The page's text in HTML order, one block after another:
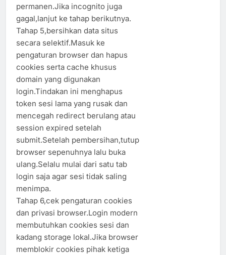
permanen.Jika incognito juga
gagal,lanjut ke tahap berikutnya.
Tahap 5,bersihkan data situs
secara selektif.Masuk ke
pengaturan browser dan hapus
cookies serta cache khusus
domain yang digunakan
login.Tindakan ini menghapus
token sesi lama yang rusak dan
mencegah redirect berulang atau
session expired setelah
submit.Setelah pembersihan,tutup
browser sepenuhnya lalu buka
ulang.Selalu mulai dari satu tab
login saja agar sesi tidak saling
menimpa.
Tahap 6,cek pengaturan cookies
dan privasi browser.Login modern
membutuhkan cookies sesi dan
kadang storage lokal.Jika browser
memblokir cookies pihak ketiga